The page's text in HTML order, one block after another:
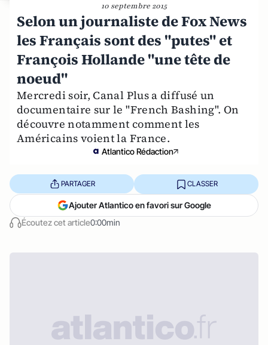
10 septembre 2015
Selon un journaliste de Fox News
les Français sont des "putes" et
François Hollande "une tête de
noeud"
Mercredi soir, Canal Plus a diffusé un
documentaire sur le "French Bashing". On
découvre notamment comment les
Américains voient la France.
Atlantico Rédaction
Écoutez cet article0:00min
PARTAGER CLASSER
Ajouter Atlantico en favori sur Google